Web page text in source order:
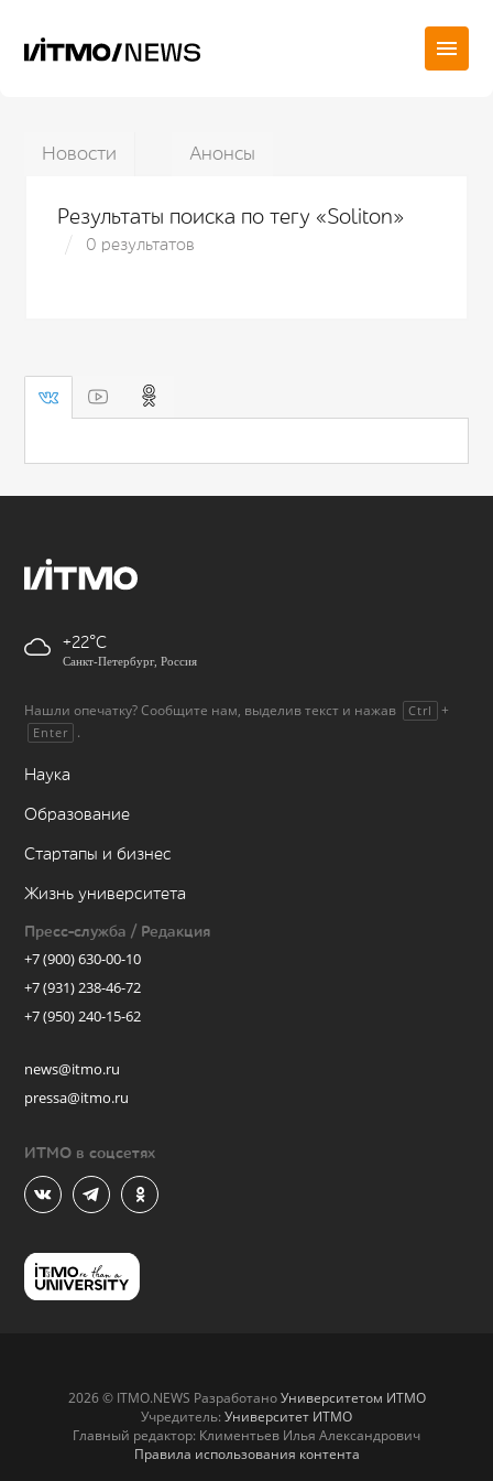
Новости Анонсы
Результаты поиска по тегу «Soliton»
0 результатов
+22
Санкт-Петербург, Россия
Нашли опечатку? Сообщите нам, выделив текст и нажав Ctrl +
Enter .
Наука
Образование
Стартапы и бизнес
Жизнь университета
Пресс-служба / Редакция
+7 (900) 630-00-10
+7 (931) 238-46-72
+7 (950) 240-15-62
news@itmo.ru
pressa@itmo.ru
ИТМО в соцсетях
2026 © ITMO.NEWS РазработаноУниверситетом ИТМО
Учредитель: Университет ИТМО
Главный редактор: Климентьев Илья Александрович
Правила использования контента